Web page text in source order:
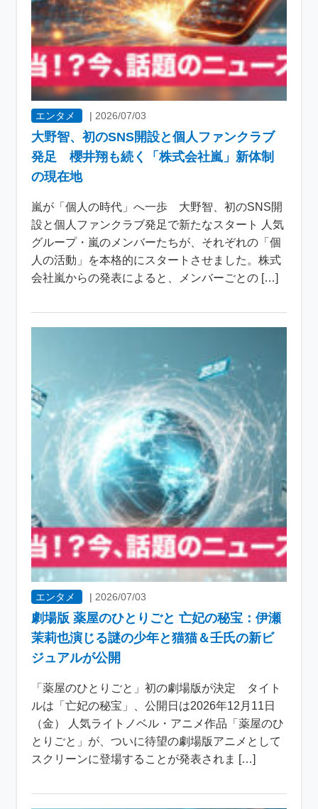
エンタメ |2026/07/03
大野智、初のSNS開設と個人ファンクラブ
発足 櫻井翔も続く「株式会社嵐」新体制
の現在地
嵐が「個人の時代」へ一歩 大野智、初のSNS開
設と個人ファンクラブ発足で新たなスタート 人気
グループ・嵐のメンバーたちが、それぞれの「個
人の活動」を本格的にスタートさせました。株式
会社嵐からの発表によると、メンバーごとの […]
エンタメ |2026/07/03
劇場版 薬屋のひとりごと 亡妃の秘宝：伊瀬
茉莉也演じる謎の少年と猫猫＆壬氏の新ビ
ジュアルが公開
「薬屋のひとりごと」初の劇場版が決定 タイト
ルは「亡妃の秘宝」、公開日は2026年12月11日
（金） 人気ライトノベル・アニメ作品「薬屋のひ
とりごと」が、ついに待望の劇場版アニメとして
スクリーンに登場することが発表されま […]